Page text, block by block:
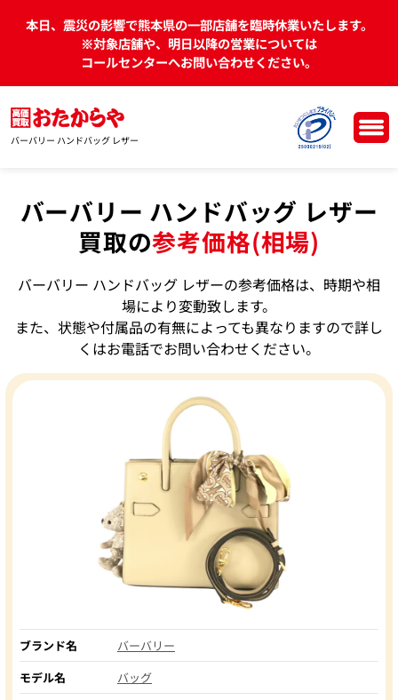
本日、震災の影響で熊本県の一部店舗を臨時休業いたします。
※対象店舗や、明日以降の営業については
コールセンターへお問い合わせください。
バーバリー ハンドバッグ レザー
バーバリー ハンドバッグ レザー
買取の参考価格(相場)
バーバリー ハンドバッグ レザーの参考価格は、時期や相
場により変動致します。
また、状態や付属品の有無によっても異なりますので詳し
くはお電話でお問い合わせください。
ブランド名
バーバリー
モデル名
バッグ